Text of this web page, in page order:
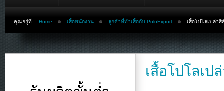
คุณอยู่ที่: Home เสื้อพนักงาน ลูกค้าที่ทำเสื้อกับ PoloExport เสื้อโปโลเปล่าสี
เสื้อโปโลเป